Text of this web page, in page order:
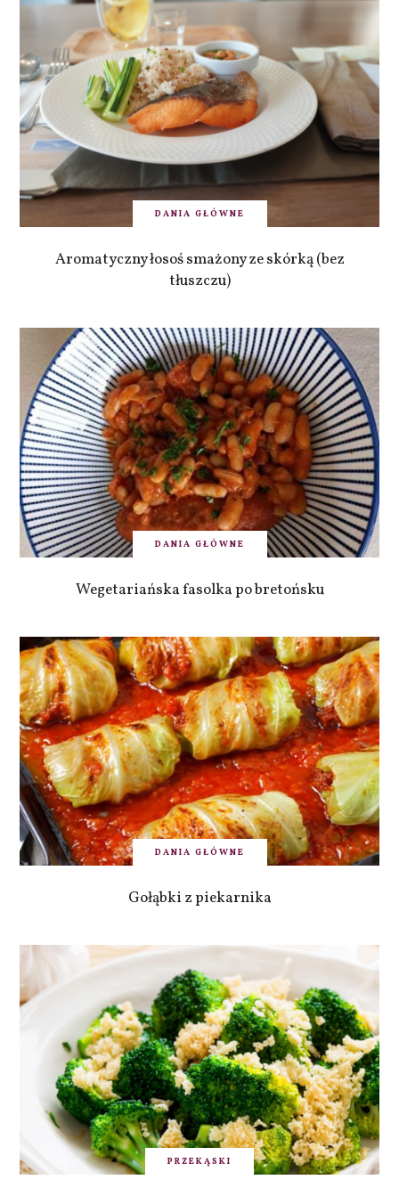
DANIA GŁÓWNE
Aromatyczny łosoś smażony ze skórką (bez
tłuszczu)
DANIA GŁÓWNE
Wegetariańska fasolka po bretońsku
DANIA GŁÓWNE
Gołąbki z piekarnika
PRZEKĄSKI